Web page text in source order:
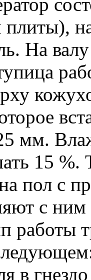
плиты),
На
мм.
15 %.
пол с
с
работы
в